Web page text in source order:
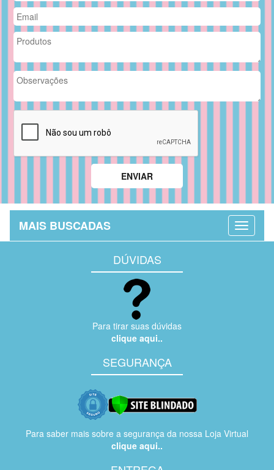
MAIS BUSCADAS
DÚVIDAS
Para tirar suas dúvidas
clique aqui..
SEGURANÇA
Para saber mais sobre a segurança da nossa Loja Virtual
clique aqui..